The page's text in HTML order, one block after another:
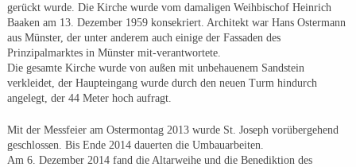
gerückt wurde. Die Kirche wurde vom damaligen Weihbischof Heinrich
Baaken am 13. Dezember 1959 konsekriert. Architekt war Hans Ostermann
aus Münster, der unter anderem auch einige der Fassaden des
Prinzipalmarktes in Münster mit-verantwortete.
Die gesamte Kirche wurde von außen mit unbehauenem Sandstein
verkleidet, der Haupteingang wurde durch den neuen Turm hindurch
angelegt, der 44 Meter hoch aufragt.
Mit der Messfeier am Ostermontag 2013 wurde St. Joseph vorübergehend
geschlossen. Bis Ende 2014 dauerten die Umbauarbeiten.
Am 6. Dezember 2014 fand die Altarweihe und die Benediktion des